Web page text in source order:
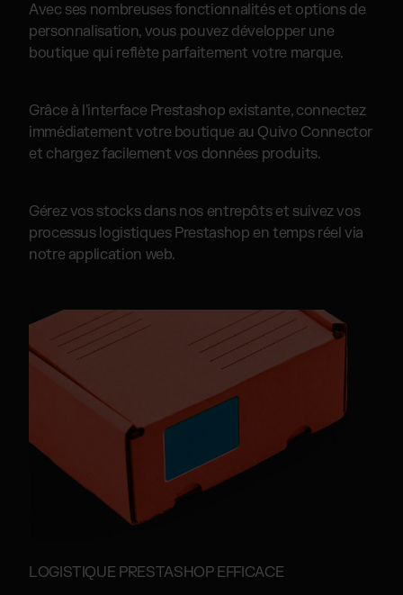
Avec ses nombreuses fonctionnalités et options de
personnalisation, vous pouvez développer une
boutique qui reflète parfaitement votre marque.
Grâce à l'interface Prestashop existante, connectez
immédiatement votre boutique au Quivo Connector
et chargez facilement vos données produits.
Gérez vos stocks dans nos entrepôts et suivez vos
processus logistiques Prestashop en temps réel via
notre application web.
LOGISTIQUE PRESTASHOP EFFICACE